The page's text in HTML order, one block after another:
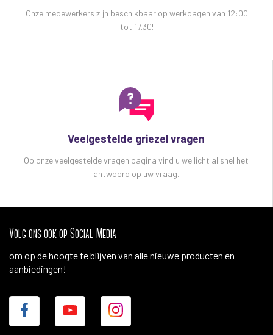
Onze medewerkers zijn beschikbaar op werkdagen van 12:00
tot 17.30!
Veelgestelde griezel vragen
Op onze veelgestelde vragen pagina vind u wellicht al snel het
antwoord op uw vraag.
Volg ons ook op Social Media
om op de hoogte te blijven van alle nieuwe producten en
aanbiedingen!